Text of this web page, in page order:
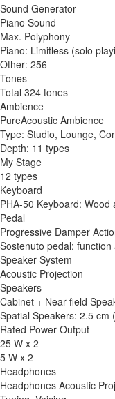
Sound Generator
​​​​​​​Piano Sound
Max. Polyphony
Piano: Limitless (solo
Other: 256
Tones
Total 324 tones
Ambience
PureAcoustic Ambience
Type: Studio, Lounge,
Depth: 11 types
My Stage
12 types
Keyboard
PHA-50 Keyboard:
Pedal
Progressive Damper
Sostenuto pedal: function
Speaker System
Acoustic Projection
Speakers
Cabinet + Near-field
Spatial Speakers: 2.5 cm
Rated Power Output
25 W x 2
5 W x 2
Headphones
Headphones Acoustic